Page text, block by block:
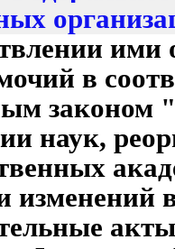
ими
в
законом
наук,
изменений